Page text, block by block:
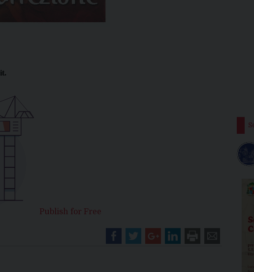
Publish for Free